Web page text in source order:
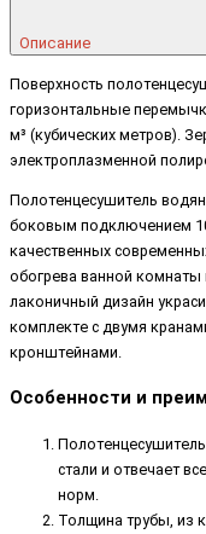
Описание
Поверхность
горизонтальные
м³ (кубических метров).
электроплазменной
Полотенцесушитель
боковым подключением
качественных
обогрева ванной комнаты
лаконичный дизайн
комплекте с двумя
кронштейнами.
Особенности и
стали и отвечает
норм.
Толщина трубы, из